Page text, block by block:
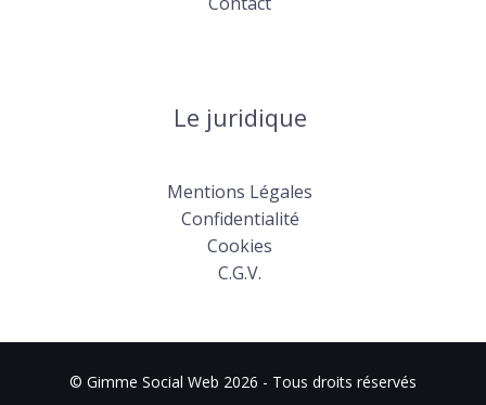
Le juridique
Mentions Légales
Confidentialité
Cookies
C.G.V.
© Gimme Social Web 2026 - Tous droits réservés